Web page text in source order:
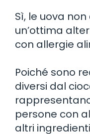
Sì, le uova
un’ottima
con allergie
Poiché sono
diversi dal
persone con
altri